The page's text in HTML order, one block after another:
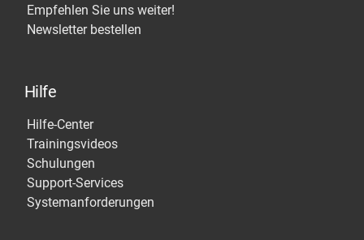
Empfehlen Sie uns weiter!
Newsletter bestellen
Hilfe
Hilfe-Center
Trainingsvideos
Schulungen
Support-Services
Systemanforderungen